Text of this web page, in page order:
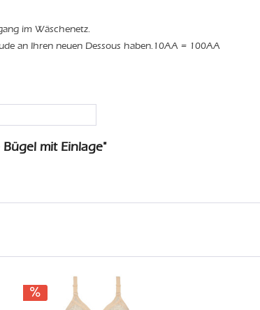
im Wäschenetz.
an Ihren neuen Dessous haben.10AA = 100AA
mit Einlage"